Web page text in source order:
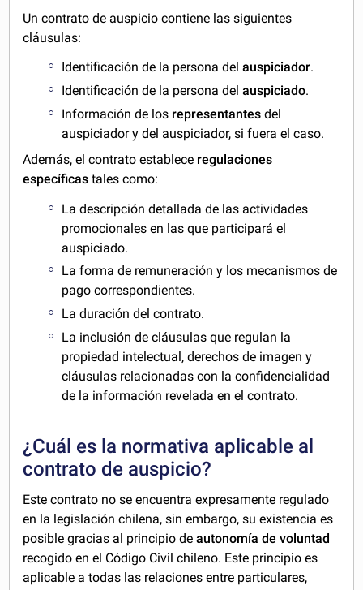
Un contrato de auspicio contiene las siguientes
cláusulas:
Identificación de la persona delauspiciador.
Identificación de la persona delauspiciado.
Información de los representantesdel
auspiciador y del auspiciador, si fuera el caso.
Además, el contrato establece regulaciones
específicas tales como:
La descripción detallada de las actividades
promocionales en las que participará el
auspiciado.
La forma de remuneración y los mecanismos de
pago correspondientes.
La duración del contrato.
La inclusión de cláusulas que regulan la
propiedad intelectual, derechos de imagen y
cláusulas relacionadas con la confidencialidad
de la información revelada en el contrato.
¿Cuál es la normativa aplicable al
contrato de auspicio?
Este contrato no se encuentra expresamente regulado
en la legislación chilena, sin embargo, su existencia es
posible gracias al principio deautonomía de voluntad
recogido en el Código Civil chileno. Este principio es
aplicable a todas las relaciones entre particulares,